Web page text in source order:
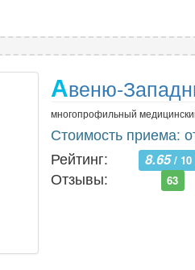
Авеню-
многопрофильный
Стоимость приема:
Рейтинг:
8.65/ 10
Отзывы: 63